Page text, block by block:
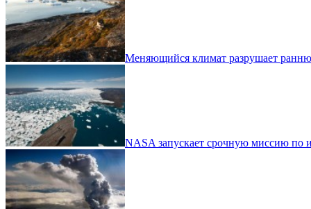
Меняющийся климат разрушает
NASA запускает срочную миссию по